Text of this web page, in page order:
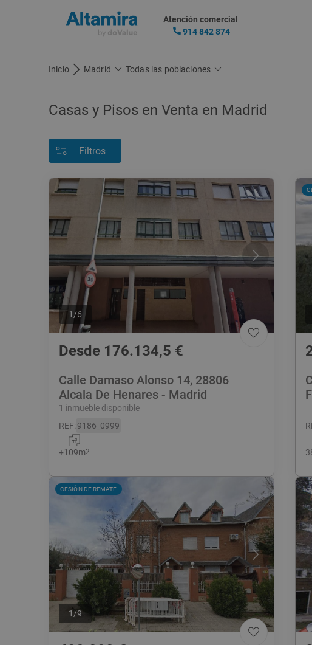
Atención comercial
914 842 874
Inicio Madrid Todas las poblaciones
Casas y Pisos en Venta en Madrid
Filtros
1 /6
Desde 176.134,5 €
Calle Damaso Alonso 14, 28806
Alcala De Henares - Madrid
1 inmueble disponible
REF:9186_0999
+109m2
1 /9
CESIÓN DE REMATE